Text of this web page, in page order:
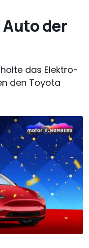
der
das Elektro-
den Toyota